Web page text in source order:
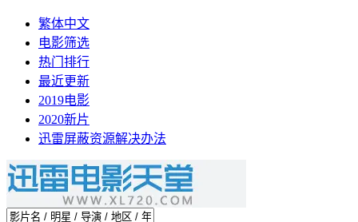
繁体中文
电影筛选
热门排行
最近更新
2019电影
2020新片
迅雷屏蔽资源解决办法